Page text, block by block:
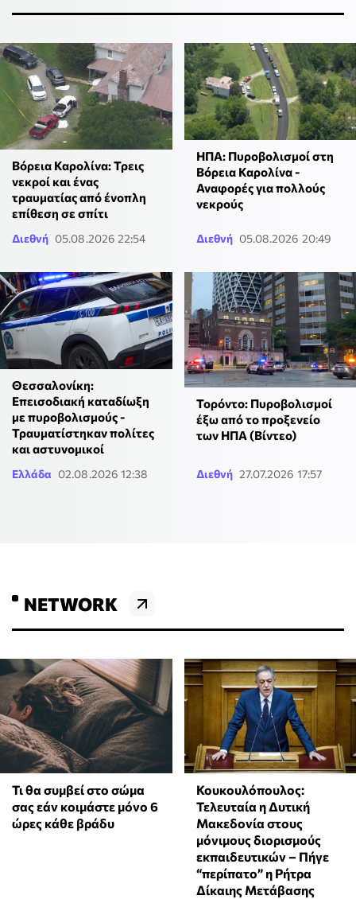
Βόρεια Καρολίνα: Τρεις
νεκροί και ένας
τραυματίας από ένοπλη
επίθεση σε σπίτι
Διεθνή 05.08.2026 22:54
ΗΠΑ: Πυροβολισμοί στη
Βόρεια Καρολίνα -
Αναφορές για πολλούς
νεκρούς
Διεθνή 05.08.2026 20:49
Θεσσαλονίκη:
Επεισοδιακή καταδίωξη
με πυροβολισμούς -
Τραυματίστηκαν πολίτες
και αστυνομικοί
Ελλάδα 02.08.2026 12:38
Τορόντο: Πυροβολισμοί
έξω από το προξενείο
των ΗΠΑ (Βίντεο)
Διεθνή 27.07.2026 17:57
NETWORK
Τι θα συμβεί στο σώμα
σας εάν κοιμάστε μόνο 6
ώρες κάθε βράδυ
Κουκουλόπουλος:
Τελευταία η Δυτική
Μακεδονία στους
μόνιμους διορισμούς
εκπαιδευτικών – Πήγε
“περίπατο” η Ρήτρα
Δίκαιης Μετάβασης